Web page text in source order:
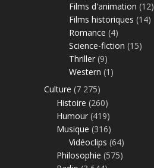
Films d'animation (12)
Films historiques (14)
Romance (4)
Science-fiction (15)
Thriller (9)
Western (1)
Culture (7 275)
Histoire (260)
Humour (419)
Musique (316)
Vidéoclips (64)
Philosophie (575)